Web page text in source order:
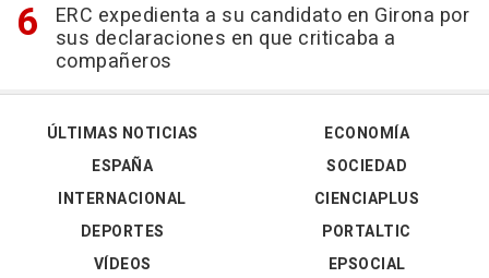
ERC expedienta a su candidato en Girona por
sus declaraciones en que criticaba a
compañeros
ÚLTIMAS NOTICIAS
ESPAÑA
INTERNACIONAL
DEPORTES
VÍDEOS
ECONOMÍA
SOCIEDAD
CIENCIAPLUS
PORTALTIC
EPSOCIAL